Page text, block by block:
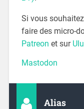
Si vous
faire des micro-
Patreon et sur
Mastodon
Alias